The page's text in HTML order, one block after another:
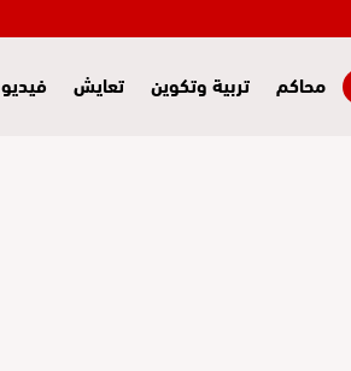
محاكم تربية وتكوين تعايش فيديو